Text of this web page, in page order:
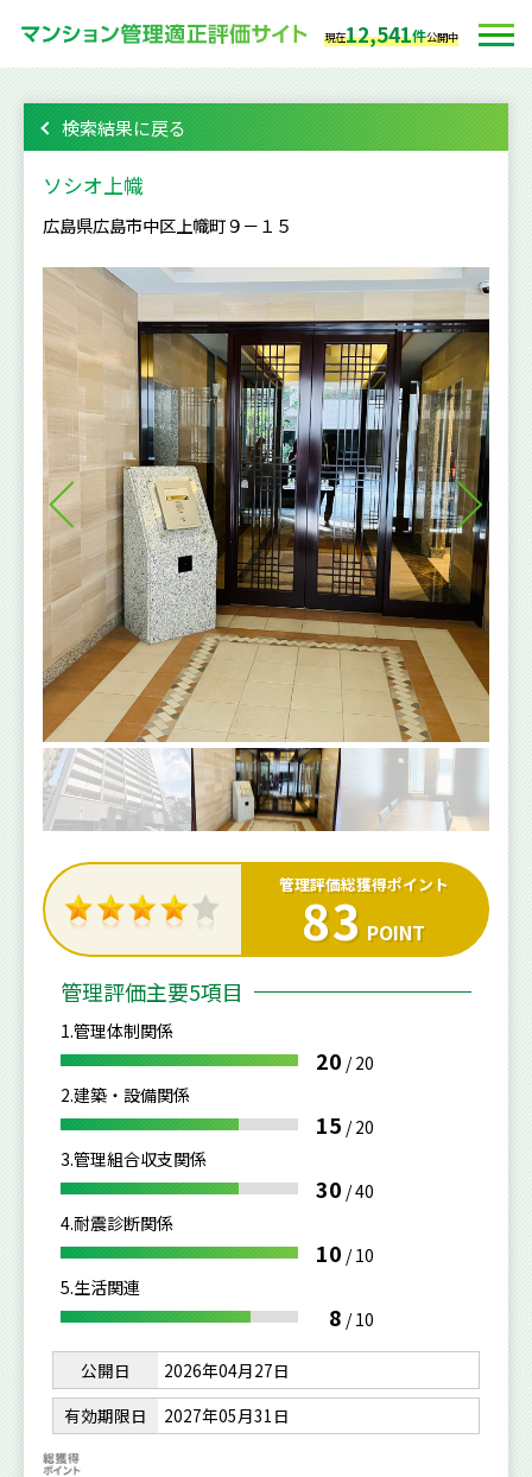
現在12,541件公開中
検索結果に戻る
ソシオ上幟
広島県広島市中区上幟町９－１５
管理評価総獲得ポイント
83 POINT
管理評価主要5項目
1.管理体制関係
20 /20
2.建築・設備関係
15 /20
3.管理組合収支関係
30 /40
4.耐震診断関係
10 /10
5.生活関連
8 /10
公開日
2026年04月27日
有効期限日
2027年05月31日